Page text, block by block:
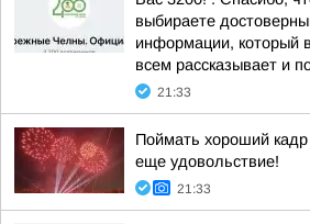
выбираете
информации, который
всем рассказывает и
21:33
Поймать хороший
еще удовольствие!
21:33